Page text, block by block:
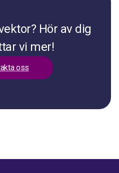
Hör av dig
vi mer!
oss